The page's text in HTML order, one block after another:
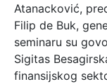
Atanacković,
Filip de Buk,
seminaru su
Sigitas
finansijskog